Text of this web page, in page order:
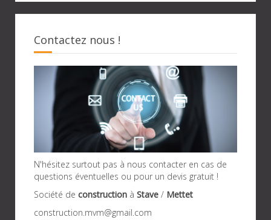
Contactez nous !
N'hésitez surtout pas à nous contacter en cas de
questions éventuelles ou pour un devis gratuit !
Société de construction à Stave / Mettet
construction.mvm@gmail.com